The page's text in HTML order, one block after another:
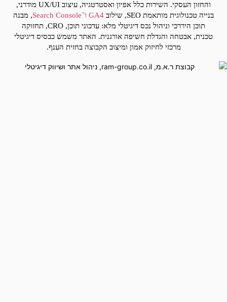
והחזון העסקי. השירות כלל אפיון ואסטרטגיה, עיצוב UX/UI מודרני,
בנייה טכנולוגית מותאמת SEO, שילוב
GA4 ו־Search Console
, מבנה
תוכן היררכי וניהול נכס דיגיטלי מלא: עדכוני תוכן, CRO, תחזוקה
טכנית, אבטחה והגדלת חשיפה אורגנית. האתר משמש כבסיס דיגיטלי
מרכזי לחיזוק אמון ומיצוב הקבוצה בחזית הענף.